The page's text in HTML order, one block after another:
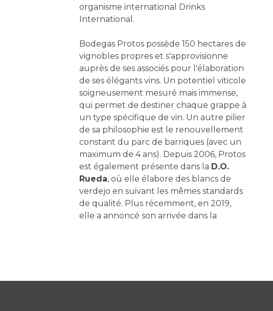
organisme international Drinks
International.
Bodegas Protos possède 150 hectares de
vignobles propres et s'approvisionne
auprès de ses associés pour l'élaboration
de ses élégants vins. Un potentiel viticole
soigneusement mesuré mais immense,
qui permet de destiner chaque grappe à
un type spécifique de vin. Un autre pilier
de sa philosophie est le renouvellement
constant du parc de barriques (avec un
maximum de 4 ans). Depuis 2006, Protos
est également présente dans la D.O.
Rueda, où elle élabore des blancs de
verdejo en suivant les mêmes standards
de qualité. Plus récemment, en 2019,
elle a annoncé son arrivée dans la